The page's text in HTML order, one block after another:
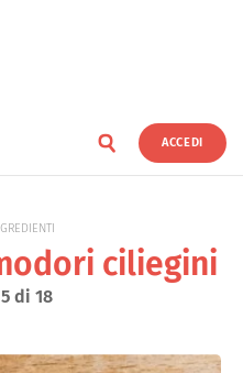
ACCEDI
ciliegini
di 18